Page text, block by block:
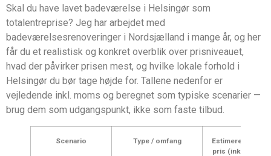
Skal du have lavet badeværelse i Helsingør som
totalentreprise? Jeg har arbejdet med
badeværelsesrenoveringer i Nordsjælland i mange år, og her
får du et realistisk og konkret overblik over prisniveauet,
hvad der påvirker prisen mest, og hvilke lokale forhold i
Helsingør du bør tage højde for. Tallene nedenfor er
vejledende inkl. moms og beregnet som typiske scenarier —
brug dem som udgangspunkt, ikke som faste tilbud.
Scenario Type / omfang
Estimeret
pris (inkl.